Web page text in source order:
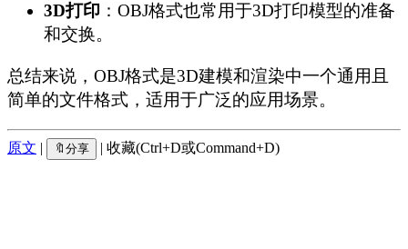
3D打印 ：OBJ格式也常用于3D打印模型的准备
和交换。
总结来说，OBJ格式是3D建模和渲染中一个通用且
简单的文件格式，适用于广泛的应用场景。
原文 | 🔖分享 | 收藏(Ctrl+D或Command+D)